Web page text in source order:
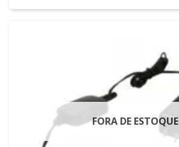
FORA DE ESTOQUE